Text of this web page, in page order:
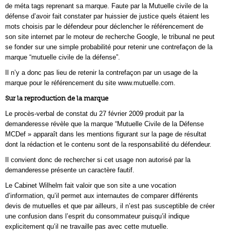
de méta tags reprenant sa marque. Faute par la Mutuelle civile de la
défense d’avoir fait constater par huissier de justice quels étaient les
mots choisis par le défendeur pour déclencher le référencement de
son site internet par le moteur de recherche Google, le tribunal ne peut
se fonder sur une simple probabilité pour retenir une contrefaçon de la
marque “mutuelle civile de la défense”.
Il n’y a donc pas lieu de retenir la contrefaçon par un usage de la
marque pour le référencement du site www.mutuelle.com.
Sur la reproduction de la marque
Le procès-verbal de constat du 27 février 2009 produit par la
demanderesse révèle que la marque “Mutuelle Civile de la Défense
MCDef » apparaît dans les mentions figurant sur la page de résultat
dont la rédaction et le contenu sont de la responsabilité du défendeur.
Il convient donc de rechercher si cet usage non autorisé par la
demanderesse présente un caractère fautif.
Le Cabinet Wilhelm fait valoir que son site a une vocation
d’information, qu’il permet aux internautes de comparer différents
devis de mutuelles et que par ailleurs, il n’est pas susceptible de créer
une confusion dans l’esprit du consommateur puisqu’il indique
explicitement qu’il ne travaille pas avec cette mutuelle.